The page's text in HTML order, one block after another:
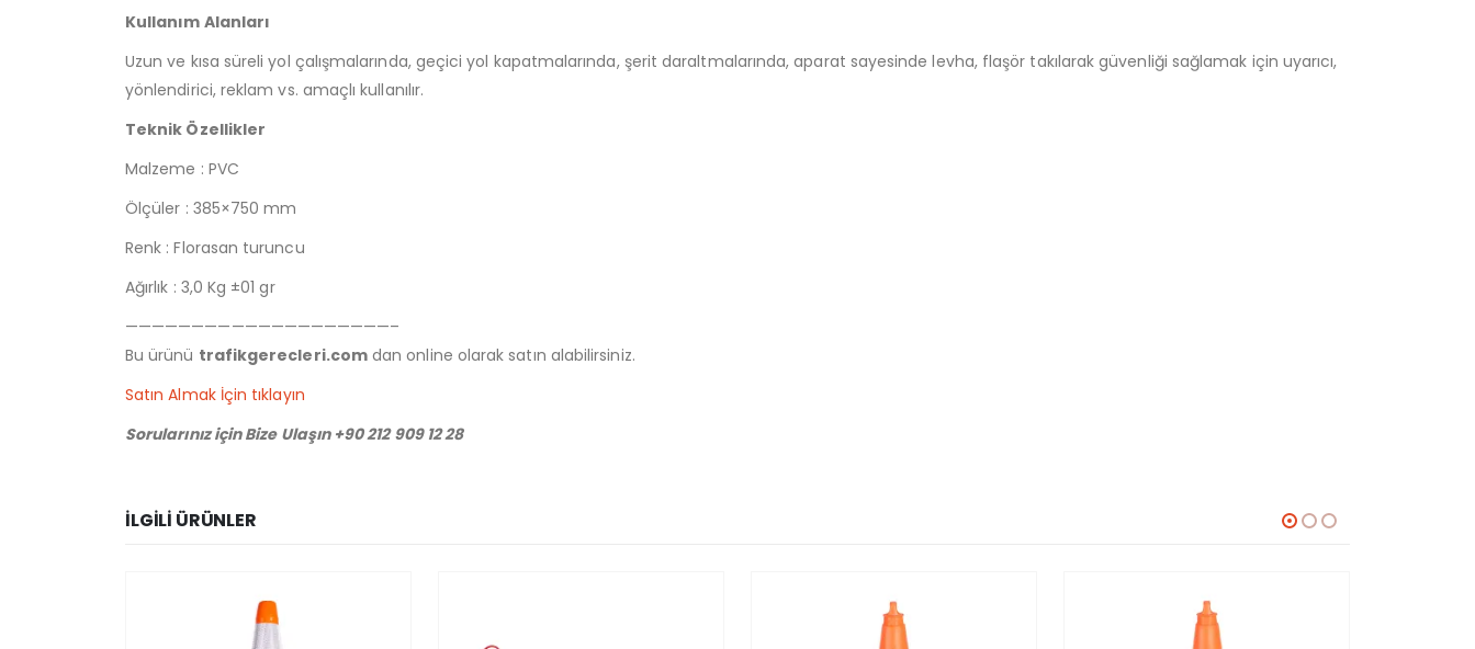
Kullanım Alanları
Uzun ve kısa süreli yol çalışmalarında, geçici yol kapatmalarında, şerit daraltmalarında, aparat sayesinde levha, flaşör takılarak güvenliği sağlamak için uyarıcı,
yönlendirici, reklam vs. amaçlı kullanılır.
Teknik Özellikler
Malzeme : PVC
Ölçüler : 385×750 mm
Renk : Florasan turuncu
Ağırlık : 3,0 Kg ±01 gr
————————————————————–
Bu ürünü trafikgerecleri.comdan online olarak satın alabilirsiniz.
Satın Almak İçin tıklayın
Sorularınız için Bize Ulaşın +90 212 909 12 28
İLGILI ÜRÜNLER